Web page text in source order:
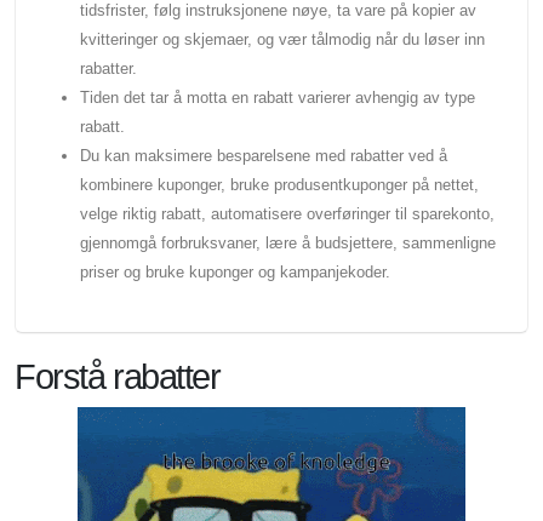
tidsfrister, følg instruksjonene nøye, ta vare på kopier av
kvitteringer og skjemaer, og vær tålmodig når du løser inn
rabatter.
Tiden det tar å motta en rabatt varierer avhengig av type
rabatt.
Du kan maksimere besparelsene med rabatter ved å
kombinere kuponger, bruke produsentkuponger på nettet,
velge riktig rabatt, automatisere overføringer til sparekonto,
gjennomgå forbruksvaner, lære å budsjettere, sammenligne
priser og bruke kuponger og kampanjekoder.
Forstå rabatter